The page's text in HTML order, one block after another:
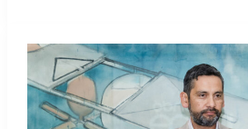
Profesor
Chávez
adjudica
Fondo